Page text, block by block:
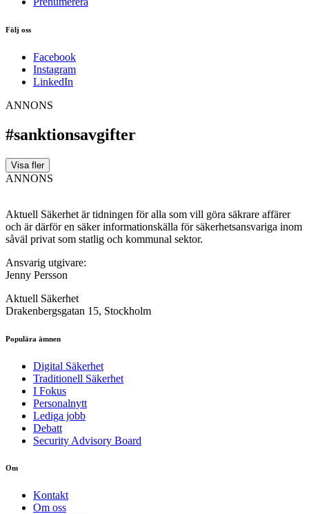
Följ oss
Facebook
Instagram
LinkedIn
ANNONS
#sanktionsavgifter
Visa fler
ANNONS
Aktuell Säkerhet är tidningen för alla som vill göra säkrare affärer
och är därför en säker informationskälla för säkerhets­ansvariga inom
såväl privat som statlig och kommunal sektor.
Ansvarig utgivare:
Jenny Persson
Aktuell Säkerhet
Drakenbergsgatan 15, Stockholm
Populära ämnen
Digital Säkerhet
Traditionell Säkerhet
I Fokus
Personalnytt
Lediga jobb
Debatt
Security Advisory Board
Om
Kontakt
Om oss